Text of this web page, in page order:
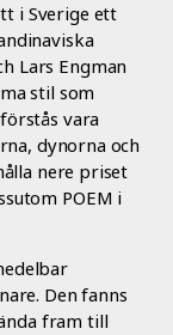
i Sverige ett
Lars Engman
stil som
vara
dynorna och
nere priset
POEM i
Den fanns
fram till